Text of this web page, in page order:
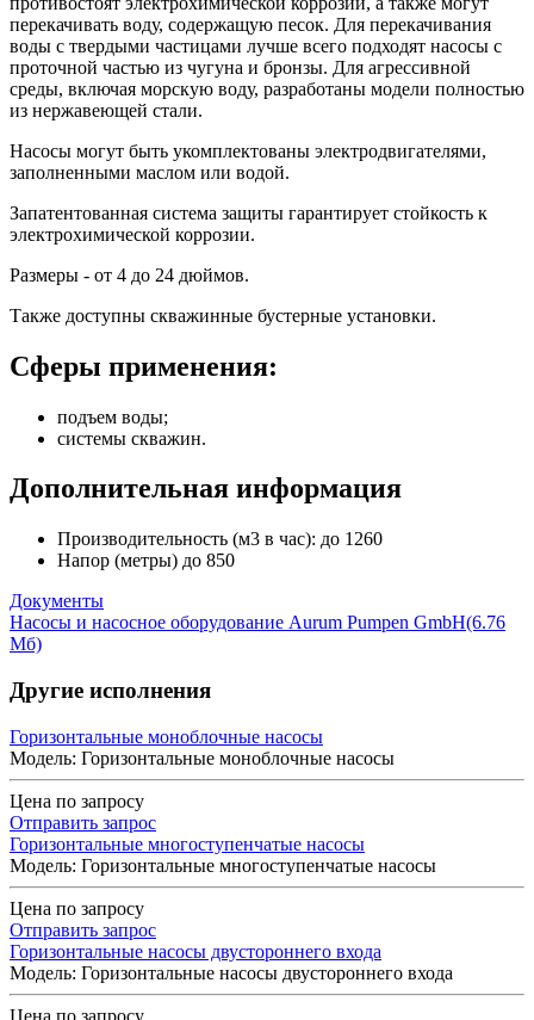
перекачивать воду, содержащую песок. Для перекачивания
воды с твердыми частицами лучше всего подходят насосы с
проточной частью из чугуна и бронзы. Для агрессивной
среды, включая морскую воду, разработаны модели полностью
из нержавеющей стали.
Насосы могут быть укомплектованы электродвигателями,
заполненными маслом или водой.
Запатентованная система защиты гарантирует стойкость к
электрохимической коррозии.
Размеры - от 4 до 24 дюймов.
Также доступны скважинные бустерные установки.
Сферы применения:
подъем воды;
системы скважин.
Дополнительная информация
Производительность (м3 в час): до 1260
Напор (метры) до 850
Документы
Насосы и насосное оборудование Aurum Pumpen GmbH(6.76
Мб)
Другие исполнения
Горизонтальные моноблочные насосы
Модель: Горизонтальные моноблочные насосы
Цена по запросу
Отправить запрос
Горизонтальные многоступенчатые насосы
Модель: Горизонтальные многоступенчатые насосы
Цена по запросу
Отправить запрос
Горизонтальные насосы двустороннего входа
Модель: Горизонтальные насосы двустороннего входа
Цена по запросу